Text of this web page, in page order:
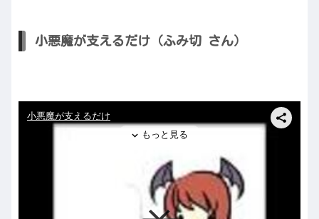
小悪魔が支えるだけ（ふみ切 さん）